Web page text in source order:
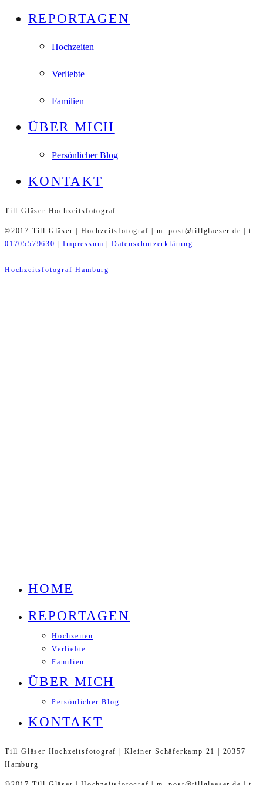
REPORTAGEN
Hochzeiten
Verliebte
Familien
ÜBER MICH
Persönlicher Blog
KONTAKT
Till Gläser Hochzeitsfotograf
©2017 Till Gläser | Hochzeitsfotograf | m. post@tillglaeser.de | t.
01705579630
|Impressum Datenschutzerklärung
Hochzeitsfotograf Hamburg
HOME
REPORTAGEN
Hochzeiten
Verliebte
Familien
ÜBER MICH
Persönlicher Blog
KONTAKT
Till Gläser Hochzeitsfotograf | Kleiner Schäferkamp 21 | 20357
Hamburg